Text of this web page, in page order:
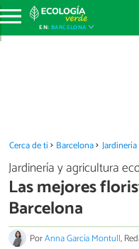
EN: BARCELONA
Cerca de ti Barcelona
Jardinería y agricultura
Las mejores
Barcelona
PorAnna García Montull,